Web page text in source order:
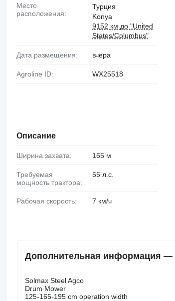
Место
расположения:
Турция
Konya
9152 км до "United
States/Columbus"
Дата размещения: вчера
Agroline ID: WX25518
Описание
Ширина захвата: 165 м
Требуемая
мощность трактора:
55 л.с.
Рабочая скорость: 7 км/ч
Дополнительная информация —
Solmax Steel Agco
Drum Mower
125-165-195 cm operation width